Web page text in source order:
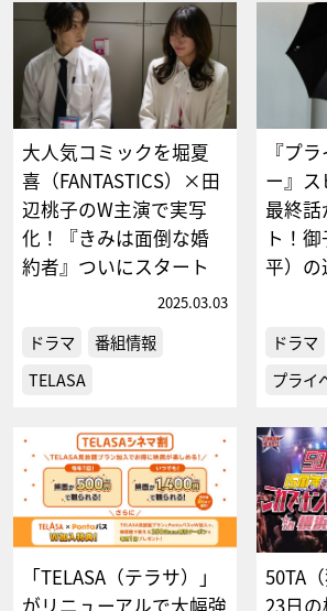
大人気コミックを堀夏
喜（FANTASTICS）×田
辺桃子のW主演で実写
化！『きみは面倒な婚
約者』ついにスタート
2025.03.03
ドラマ
番組情報
TELASA
『プ
ー』
最終
ト！
平）
ドラマ
プライ
「TELASA（テラサ）」
がリニューアルで大幅強
50TA
23日